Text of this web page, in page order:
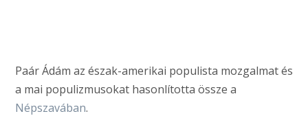
Paár Ádám az észak-amerikai populista mozgalmat és
a mai populizmusokat hasonlította össze a
Népszavában.